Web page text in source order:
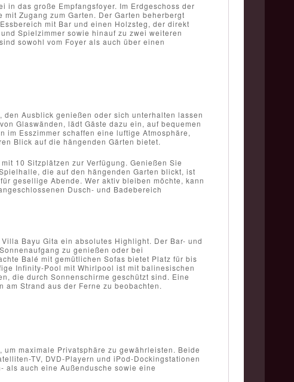
in das große Empfangsfoyer. Im Erdgeschoss der
Zugang zum Garten. Der Garten beherbergt
mit Bar und einen Holzsteg, der direkt
Spielzimmer sowie hinauf zu zwei weiteren
sowohl vom Foyer als auch über einen
Ausblick genießen oder sich unterhalten lassen
Glaswänden, lädt Gäste dazu ein, auf bequemen
Esszimmer schaffen eine luftige Atmosphäre,
Blick auf die hängenden Gärten bietet.
10 Sitzplätzen zur Verfügung. Genießen Sie
die auf den hängenden Garten blickt, ist
gesellige Abende. Wer aktiv bleiben möchte, kann
Dusch- und Badebereich
Bayu Gita ein absolutes Highlight. Der Bar- und
zu genießen oder bei
Balé mit gemütlichen Sofas bietet Platz für bis
Infinity-Pool mit Whirlpool ist mit balinesischen
die durch Sonnenschirme geschützt sind. Eine
Strand aus der Ferne zu beobachten.
maximale Privatsphäre zu gewährleisten. Beide
TV, DVD-Playern und iPod-Dockingstationen
als auch eine Außendusche sowie eine